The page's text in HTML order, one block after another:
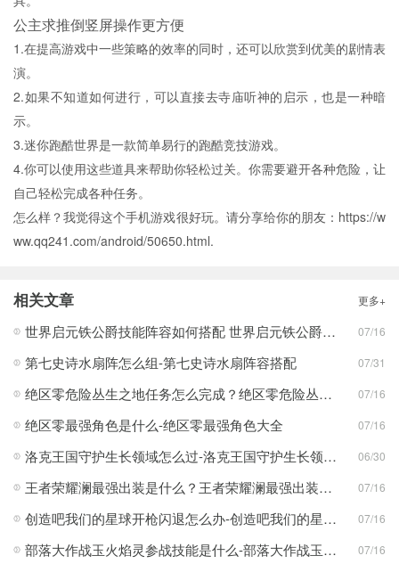
公主求推倒竖屏操作更方便
1.在提高游戏中一些策略的效率的同时，还可以欣赏到优美的剧情表
演。
2.如果不知道如何进行，可以直接去寺庙听神的启示，也是一种暗
示。
3.迷你跑酷世界是一款简单易行的跑酷竞技游戏。
4.你可以使用这些道具来帮助你轻松过关。你需要避开各种危险，让
自己轻松完成各种任务。
怎么样？我觉得这个手机游戏很好玩。请分享给你的朋友：https://w
ww.qq241.com/android/50650.html.
相关文章 更多+
世界启元铁公爵技能阵容如何搭配 世界启元铁公爵技能阵容搭配合集 07/16
第七史诗水扇阵怎么组-第七史诗水扇阵容搭配 07/31
绝区零危险丛生之地任务怎么完成？绝区零危险丛生之地任务完成攻略 07/16
绝区零最强角色是什么-绝区零最强角色大全 07/16
洛克王国守护生长领域怎么过-洛克王国守护生长领域通关攻略 06/30
王者荣耀澜最强出装是什么？王者荣耀澜最强出装分享 07/16
创造吧我们的星球开枪闪退怎么办-创造吧我们的星球开枪闪退合集 07/16
部落大作战玉火焰灵参战技能是什么-部落大作战玉火焰灵参战技能合集 07/16